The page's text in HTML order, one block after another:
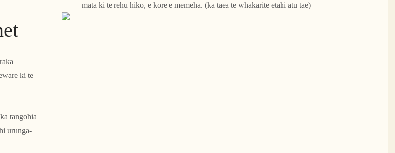
mata ki te rehu hiko, e kore e memeha. (ka taea te whakarite etahi atu tae)
ki te
tangohia
urunga-